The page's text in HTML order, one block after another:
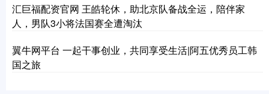
汇巨福配资官网 王皓轮休，助北京队备战全运，陪伴家
人，男队3小将法国赛全遭淘汰
翼牛网平台 一起干事创业，共同享受生活|阿五优秀员工韩
国之旅